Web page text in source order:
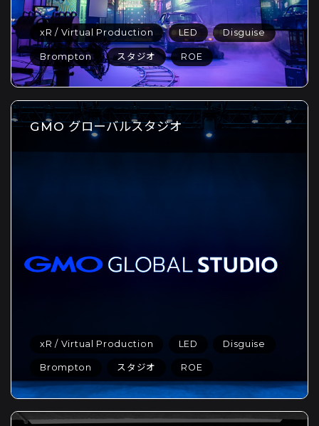
xR / Virtual Production LED Disguise
Brompton スタジオ ROE
GMO グローバルスタジオ
xR / Virtual Production LED Disguise
Brompton スタジオ ROE